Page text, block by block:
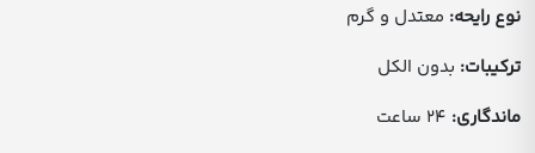
نوع رایحه: معتدل و گرم
ترکیبات: بدون الکل
ماندگاری: ۲۴ ساعت